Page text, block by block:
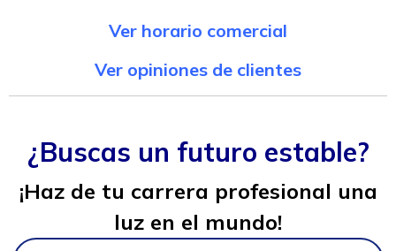
Ver horario comercial
Ver opiniones de clientes
¿Buscas un futuro estable?
¡Haz de tu carrera profesional una
luz en el mundo!